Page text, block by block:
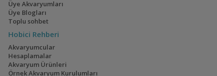
Üye Akvaryumları
Üye Blogları
Toplu sohbet
Hobici Rehberi
Akvaryumcular
Hesaplamalar
Akvaryum Ürünleri
Örnek Akvaryum Kurulumları